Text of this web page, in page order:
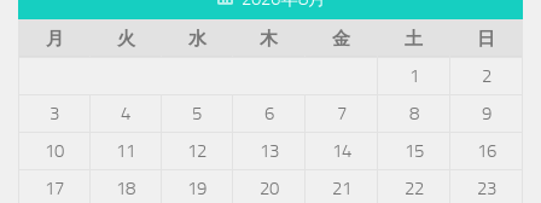
月
火 水 木 金 土
日
1
2
3
4 5 6 7 8
9
10
11 12 13 14 15
16
17
18 19 20 21 22
23